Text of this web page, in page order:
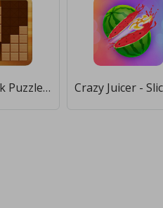
Wood Block Puzzle [Бесплатные покупки]